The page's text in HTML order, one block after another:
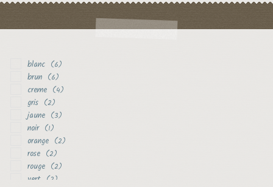
blanc (6)
brun (6)
creme (4)
gris (2)
jaune (3)
noir (1)
orange (2)
rose (2)
rouge (2)
vert (2)